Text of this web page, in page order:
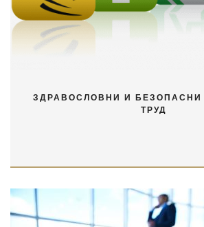
ЗДРАВОСЛОВНИ И БЕЗОПАСНИ
ТРУД